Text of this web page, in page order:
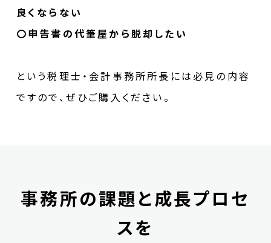
良くならない
〇申告書の代筆屋から脱却したい
という税理士・会計事務所所長には必見の内容
ですので、ぜひご購入ください。
事務所の課題と成長プロセ
スを